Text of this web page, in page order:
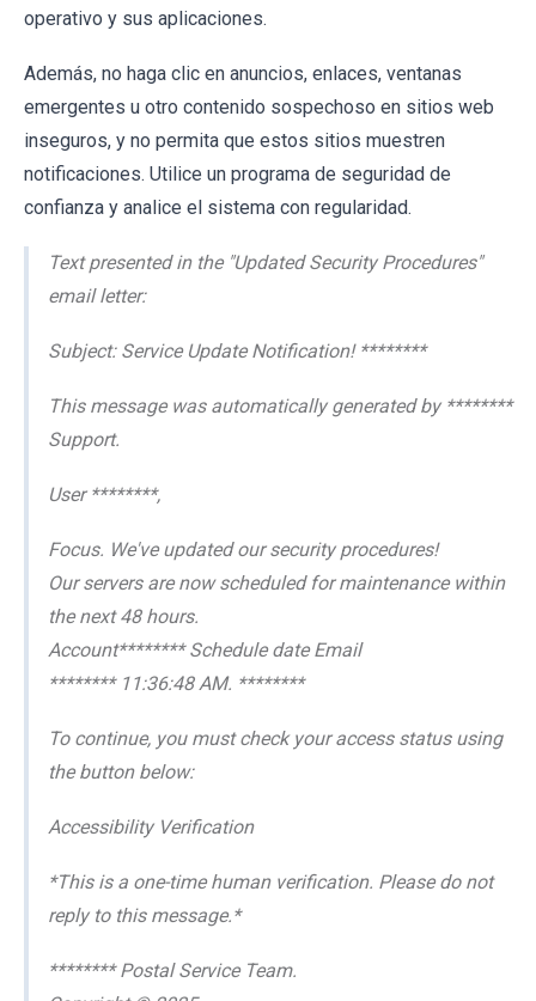
operativo y sus aplicaciones.
Además, no haga clic en anuncios, enlaces, ventanas
emergentes u otro contenido sospechoso en sitios web
inseguros, y no permita que estos sitios muestren
notificaciones. Utilice un programa de seguridad de
confianza y analice el sistema con regularidad.
Text presented in the "Updated Security Procedures"
email letter:
Subject: Service Update Notification! ********
This message was automatically generated by ********
Support.
User ********,
Focus. We've updated our security procedures!
Our servers are now scheduled for maintenance within
the next 48 hours.
Account******** Schedule date Email
******** 11:36:48 AM. ********
To continue, you must check your access status using
the button below:
Accessibility Verification
*This is a one-time human verification. Please do not
reply to this message.*
******** Postal Service Team.